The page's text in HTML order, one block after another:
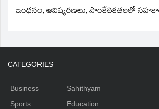
ఇంధనం, ఆవిష్కరణలు, సాంకేతికతలలో
CATEGORIES
Business
Sports
Sahithyam
Education